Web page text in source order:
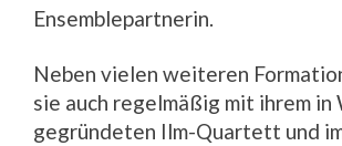
Ensemblepartnerin.
Neben vielen weiteren
sie auch regelmäßig mit ihrem in
gegründeten Ilm-Quartett und